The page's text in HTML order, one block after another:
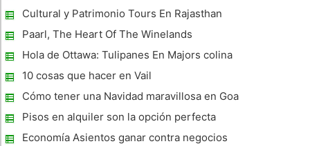
Cultural y Patrimonio Tours En Rajasthan
experiencia de vida para cualquier turista
Paarl, The Heart Of The Winelands
Hola de Ottawa: Tulipanes En Majors colina
y TV Entrevista angustiante
10 cosas que hacer en Vail
Cómo tener una Navidad maravillosa en Goa
Pisos en alquiler son la opción perfecta
Economía Asientos ganar contra negocios